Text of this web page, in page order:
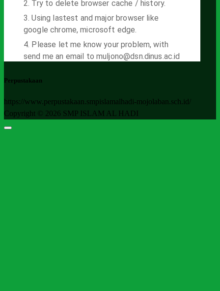
Perpustakaan
https://www.perpustakaan.smpislamalhadi-mojolaban.sch.id/
Copyright © 2026 SMP ISLAM AL HADI